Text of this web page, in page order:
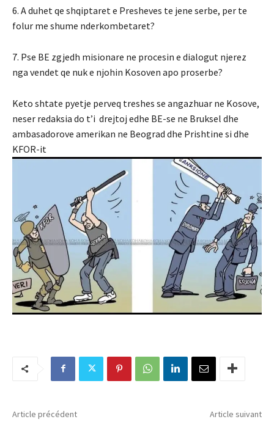
6. A duhet qe shqiptaret e Presheves te jene serbe, per te
folur me shume nderkombetaret?
7. Pse BE zgjedh misionare ne procesin e dialogut njerez
nga vendet qe nuk e njohin Kosoven apo proserbe?
Keto shtate pyetje perveq treshes se angazhuar ne Kosove,
neser redaksia do t’i drejtoj edhe BE-se ne Bruksel dhe
ambasadorove amerikan ne Beograd dhe Prishtine si dhe
KFOR-it
Article précédent Article suivant